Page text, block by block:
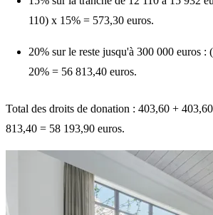
110) x 15% = 573,30 euros.
20% sur le reste jusqu'à 300 000 euros
20% = 56 813,40 euros.
Total des droits de donation : 403,60 +
813,40 = 58 193,90 euros.